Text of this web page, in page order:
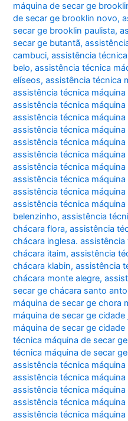
máquina de secar ge
de secar ge brooklin novo,
secar ge brooklin paulista,
secar ge butantã,
cambuci,assistência
belo,assistência técnica
elíseos,assistência técnica
assistência técnica
assistência técnica
assistência técnica
assistência técnica
assistência técnica
assistência técnica
assistência técnica
assistência técnica
assistência técnica
assistência técnica
belenzinho,assistência
chácara flora,assistência
chácara inglesa.
chácara itaim,assistência
chácara klabin,assistência
chácara monte alegre,
secar ge chácara santo
máquina de secar ge chora
máquina de secar ge cidade
máquina de secar ge cidade
técnica máquina de secar
técnica máquina de secar
assistência técnica
assistência técnica
assistência técnica
assistência técnica
assistência técnica